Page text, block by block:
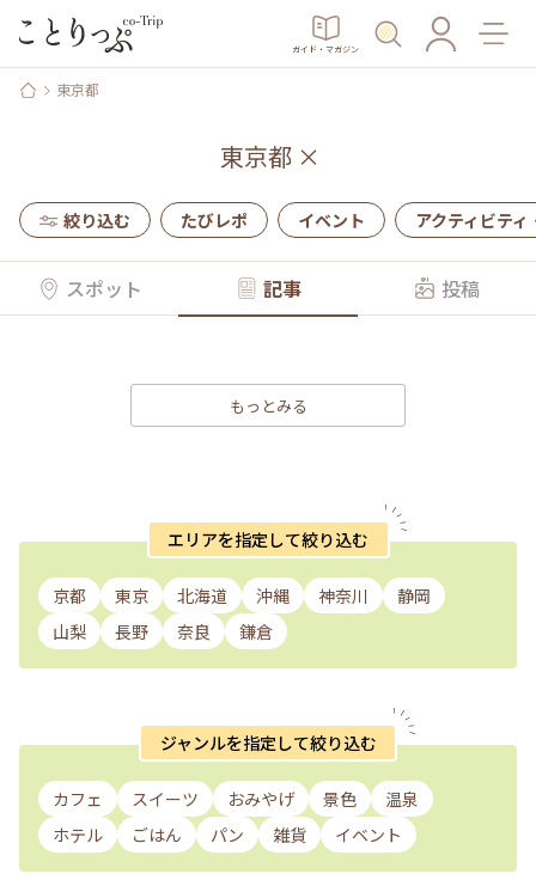
ガイド・マガジン
東京都
東京都 ×
絞り込む たびレポ イベント アクティビティ
スポット 記事 投稿
もっとみる
エリアを指定して絞り込む
京都 東京 北海道 沖縄 神奈川
静岡
山梨
長野 奈良 鎌倉
ジャンルを指定して絞り込む
カフェ スイーツ おみやげ 景色
温泉
ホテル
ごはん パン 雑貨 イベント